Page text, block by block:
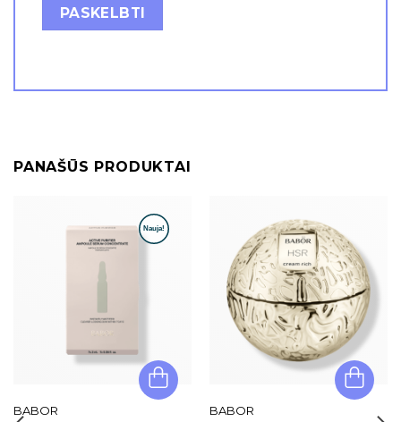
PANAŠŪS PRODUKTAI
BABOR BABOR